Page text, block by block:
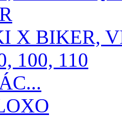
X BIKER,
100, 110